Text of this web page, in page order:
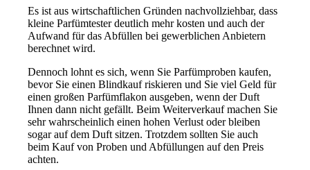
Es ist aus wirtschaftlichen Gründen nachvollziehbar, dass
kleine Parfümtester deutlich mehr kosten und auch der
Aufwand für das Abfüllen bei gewerblichen Anbietern
berechnet wird.
Dennoch lohnt es sich, wenn Sie Parfümproben kaufen,
bevor Sie einen Blindkauf riskieren und Sie viel Geld für
einen großen Parfümflakon ausgeben, wenn der Duft
Ihnen dann nicht gefällt. Beim Weiterverkauf machen Sie
sehr wahrscheinlich einen hohen Verlust oder bleiben
sogar auf dem Duft sitzen. Trotzdem sollten Sie auch
beim Kauf von Proben und Abfüllungen auf den Preis
achten.